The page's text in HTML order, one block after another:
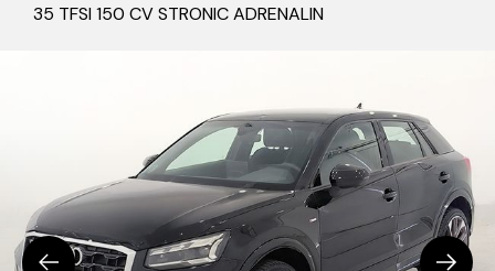
35 TFSI 150 CV STRONIC ADRENALIN